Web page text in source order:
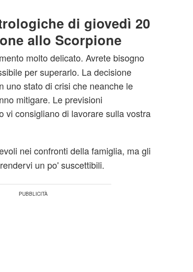
di giovedì 20
allo Scorpione
molto delicato. Avrete bisogno
per superarlo. La decisione
uno stato di crisi che neanche le
mitigare. Le previsioni
vi consigliano di lavorare sulla vostra
nei confronti della famiglia, ma gli
un po' suscettibili.